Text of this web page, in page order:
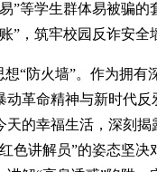
”等学生群体易被骗
”，筑牢校园反诈安全
“防火墙”。作为拥
革命精神与新时代
天的幸福生活，深刻
色讲解员”的姿态坚